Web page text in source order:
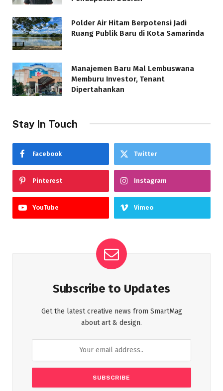
Polder Air Hitam Berpotensi Jadi
Ruang Publik Baru di Kota Samarinda
Manajemen Baru Mal Lembuswana
Memburu Investor, Tenant
Dipertahankan
Stay In Touch
Facebook Twitter
Pinterest Instagram
YouTube Vimeo
Subscribe to Updates
Get the latest creative news from SmartMag
about art & design.